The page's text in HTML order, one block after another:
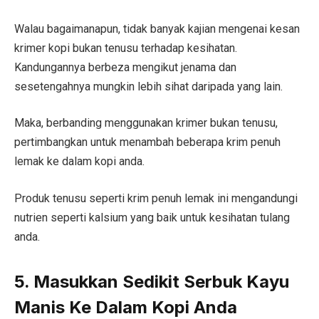
Walau bagaimanapun, tidak banyak kajian mengenai kesan
krimer kopi bukan tenusu terhadap kesihatan.
Kandungannya berbeza mengikut jenama dan
sesetengahnya mungkin lebih sihat daripada yang lain.
Maka, berbanding menggunakan krimer bukan tenusu,
pertimbangkan untuk menambah beberapa krim penuh
lemak ke dalam kopi anda.
Produk tenusu seperti krim penuh lemak ini mengandungi
nutrien seperti kalsium yang baik untuk kesihatan tulang
anda.
5. Masukkan Sedikit Serbuk Kayu
Manis Ke Dalam Kopi Anda